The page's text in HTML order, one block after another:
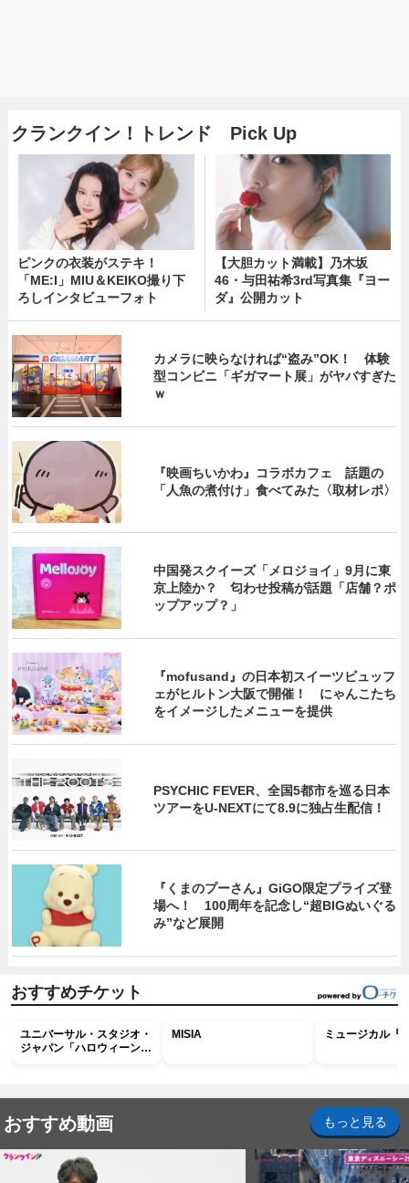
クランクイン！トレンド Pick Up
ピンクの衣装がステキ！
「ME:I」MIU＆KEIKO撮り下
ろしインタビューフォト
【大胆カット満載】乃木坂
46・与田祐希3rd写真集『ヨー
ダ』公開カット
カメラに映らなければ“盗み”OK！ 体験
型コンビニ「ギガマート展」がヤバすぎた
ｗ
『映画ちいかわ』コラボカフェ 話題の
「人魚の煮付け」食べてみた〈取材レポ〉
中国発スクイーズ「メロジョイ」9月に東
京上陸か？ 匂わせ投稿が話題「店舗？ポ
ップアップ？」
『mofusand』の日本初スイーツビュッフ
ェがヒルトン大阪で開催！ にゃんこたち
をイメージしたメニューを提供
PSYCHIC FEVER、全国5都市を巡る日本
ツアーをU‐NEXTにて8.9に独占生配信！
『くまのプーさん』GiGO限定プライズ登
場へ！ 100周年を記念し“超BIGぬいぐる
み”など展開
おすすめチケット
ユニバーサル・スタジオ・
ジャパン「ハロウィーン・
MISIA ミュージカル『
おすすめ動画 もっと見る